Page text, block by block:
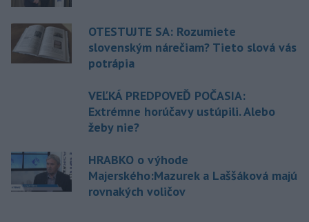
OTESTUJTE SA: Rozumiete
slovenským nárečiam? Tieto slová vás
potrápia
VEĽKÁ PREDPOVEĎ POČASIA:
Extrémne horúčavy ustúpili. Alebo
žeby nie?
HRABKO o výhode
Majerského:Mazurek a Laššáková majú
rovnakých voličov